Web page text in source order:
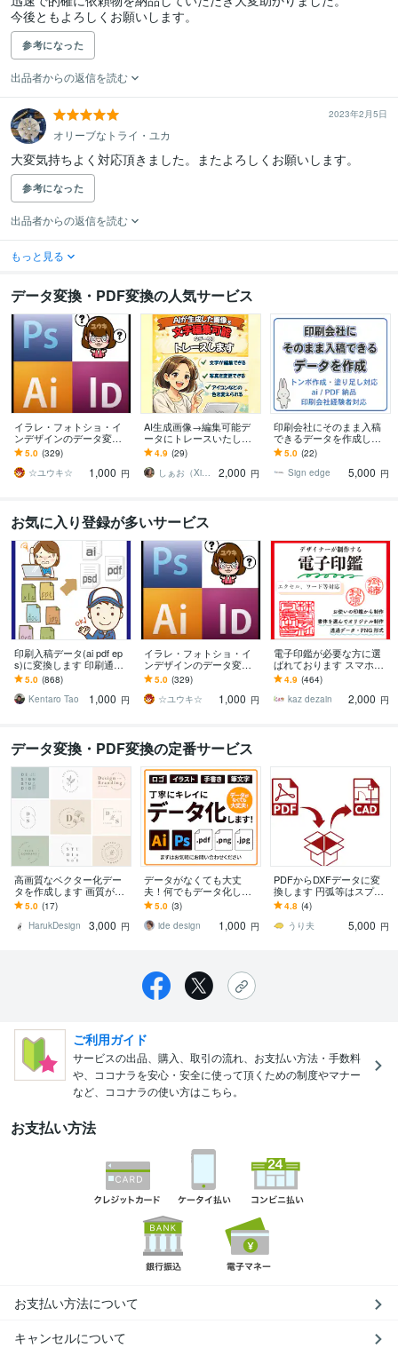
今後ともよろしくお願いします。
参考になった
出品者からの返信を読む
2023年2月5日
オリーブなトライ・ユカ
大変気持ちよく対応頂きました。またよろしくお願いします。
参考になった
出品者からの返信を読む
もっと見る
データ変換・PDF変換の人気サービス
イラレ・フォトショ・イ
ンデザインのデータ変換
します デザイン作成のご
相談はDMより受けており
ます
5.0 (329)
☆ユウキ☆
1,000 円
AI生成画像→編集可能デ
ータにトレースいたしま
す ☆AI画像、そのまま
「使えない問題」解決し
ます！
4.9 (29)
しぁお（Xiao）
2,000 円
印刷会社にそのまま入稿
できるデータを作成しま
す 印刷会社経験者が入稿
データ作成 スピーディ
ーに対応します
5.0 (22)
Sign edge
5,000 円
お気に入り登録が多いサービス
印刷入稿データ(ai pdf ep
s)に変換します 印刷通販
を利用したい方、入稿デ
ータに変換いたします！
5.0 (868)
Kentaro Tao
1,000 円
イラレ・フォトショ・イ
ンデザインのデータ変換
します デザイン作成のご
相談はDMより受けており
ます
5.0 (329)
☆ユウキ☆
1,000 円
電子印鑑が必要な方に選
ばれております スマホで
撮影した写真が印鑑にな
りますよ！新たに欧文タ
イプ登場
4.9 (464)
kaz dezain
2,000 円
データ変換・PDF変換の定番サービス
高画質なベクター化デー
タを作成します 画質が悪
いデータを変換します！
5.0 (17)
HarukDesign
3,000 円
データがなくても大丈
夫！何でもデータ化しま
す 丁寧にきれいにデータ
化します。初めての方大
歓迎！
5.0 (3)
ide design
1,000 円
PDFからDXFデータに変
換します 円弧等はスプラ
インとなってしまいます
が一から書くより良い！
4.8 (4)
うり夫
5,000 円
ご利用ガイド
サービスの出品、購入、取引の流れ、お支払い方法・手数料
や、ココナラを安心・安全に使って頂くための制度やマナー
など、ココナラの使い方はこちら。
お支払い方法
お支払い方法について
キャンセルについて